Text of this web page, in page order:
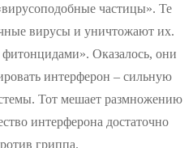
частицы». Те
вирусы и уничтожают их.
Оказалось, они
интерферон – сильную
Тот мешает размножению
интерферона достаточно
гриппа.